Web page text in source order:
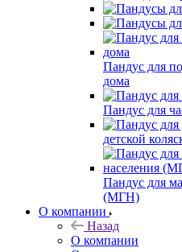
Пандус для
дома
Пандус для
детской
Пандус для
(МГН)
О компании
Назад
О компании